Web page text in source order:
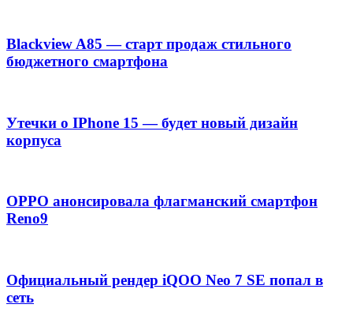
Blackview A85 — старт продаж стильного
бюджетного смартфона
Утечки о IPhone 15 — будет новый дизайн
корпуса
OPPO анонсировала флагманский смартфон
Reno9
Официальный рендер iQOO Neo 7 SE попал в
сеть